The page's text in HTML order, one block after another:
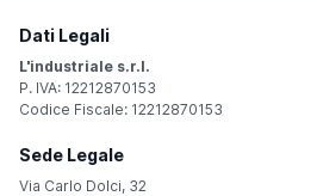
Dati Legali
L'industriale s.r.l.
P. IVA: 12212870153
Codice Fiscale: 12212870153
Sede Legale
Via Carlo Dolci, 32